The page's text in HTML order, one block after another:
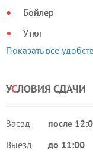
Бойлер
Утюг
Показать все
УСЛОВИЯ СДАЧИ
Заезд
после
Выезд
до 11:00